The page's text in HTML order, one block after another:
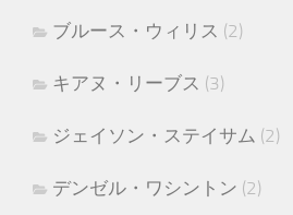
ブルース・ウィリス (2)
キアヌ・リーブス (3)
ジェイソン・ステイサム (2)
デンゼル・ワシントン (2)